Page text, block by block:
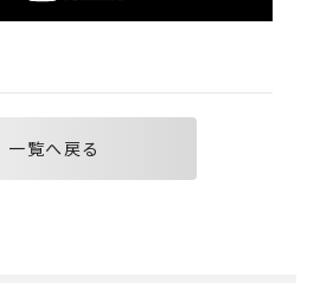
一覧へ戻る